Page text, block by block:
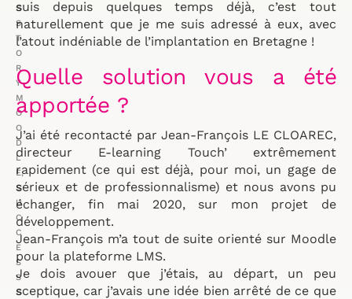
S
S
T
O
R
Y
M
O
O
D
L
E,
S
U
C
C
E
S
S
S
suis depuis quelques temps déjà, c’est tout
naturellement que je me suis adressé à eux, avec
l’atout indéniable de l’implantation en Bretagne !
Quelle solution vous a été
apportée ?
J’ai été recontacté par Jean-François LE CLOAREC,
directeur E-learning Touch’ extrêmement
rapidement (ce qui est déjà, pour moi, un gage de
sérieux et de professionnalisme) et nous avons pu
échanger, fin mai 2020, sur mon projet de
développement.
Jean-François m’a tout de suite orienté sur Moodle
pour la plateforme LMS.
Je dois avouer que j’étais, au départ, un peu
sceptique, car j’avais une idée bien arrêté de ce que